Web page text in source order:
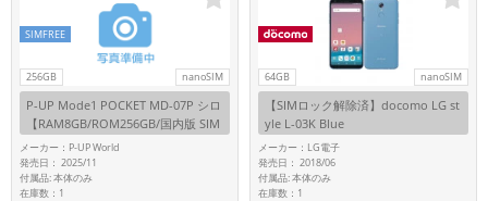
256GB nanoSIM
SIMFREE
P-UP Mode1 POCKET MD-07P シロ
【RAM8GB/ROM256GB/国内版 SIM
フリー】
メーカー：P-UP World
発売日： 2025/11
付属品: 本体のみ
在庫数：1
64GB nanoSIM
【SIMロック解除済】docomo LG st
yle L-03K Blue
メーカー：LG電子
発売日： 2018/06
付属品: 本体のみ
在庫数：1
CPUの絞り込み
OS
メモリ